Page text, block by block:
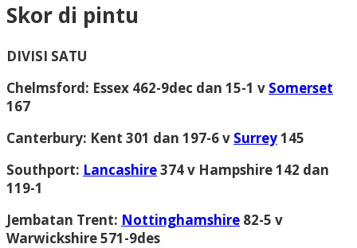
Skor di pintu
DIVISI SATU
Chelmsford: Essex 462-9dec dan 15-1 v Somerset
167
Canterbury: Kent 301 dan 197-6 v Surrey145
Southport: Lancashire374 v Hampshire 142 dan
119-1
Jembatan Trent: Nottinghamshire 82-5 v
Warwickshire 571-9des